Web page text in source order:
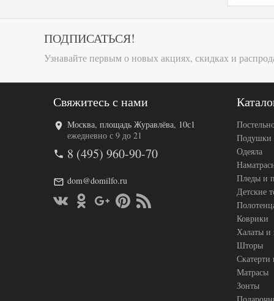
Размер
Код товара
Артикул
Ткань
Размер
Размер
простыни
Размер
ПОДПИСАТЬСЯ!
Узнавайте первым о новых акциях, скидках и
Свяжитесь с нами
Москва, площадь Журавлёва, 10с1
ежедневно с 9 до 21
8 (495) 960-90-70
dom@domilfo.ru
Подушки
Одеяла
Пледы и
Детские
Коврики
Халаты и
Шторы
Скатерти
Матрасы
Зонты